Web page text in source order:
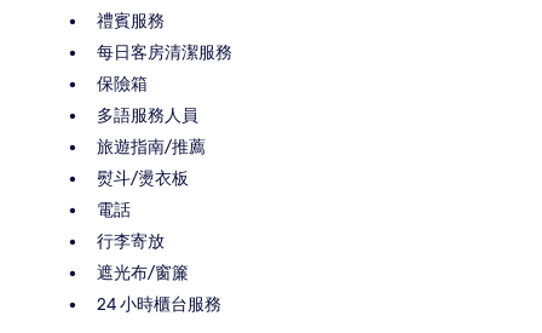
禮賓服務
每日客房清潔服務
保險箱
多語服務人員
旅遊指南/推薦
熨斗/燙衣板
電話
行李寄放
遮光布/窗簾
24 小時櫃台服務